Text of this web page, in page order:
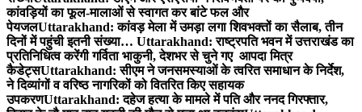
कांवड़ियों का फूल-मालाओं से स्वागत कर बांटे फल और
पेयजलUttarakhand: कांवड़ मेला में उमड़ा लगा शिवभक्तों का सैलाब, तीन
दिनों में पहुंची इतनी संख्या… Uttarakhand: राष्ट्रपति भवन में उत्तराखंड का
प्रतिनिधित्व करेंगी गर्विता भाकुनी, देशभर से चुने गए आपदा मित्र
कैडेट्सUttarakhand: सीएम ने जनसमस्याओं के त्वरित समाधान के निर्देश,
ने दिव्यांगों व वरिष्ठ नागरिकों को वितरित किए सहायक
उपकरणUttarakhand: दहेज हत्या के मामले में पति और ननद गिरफ्तार,